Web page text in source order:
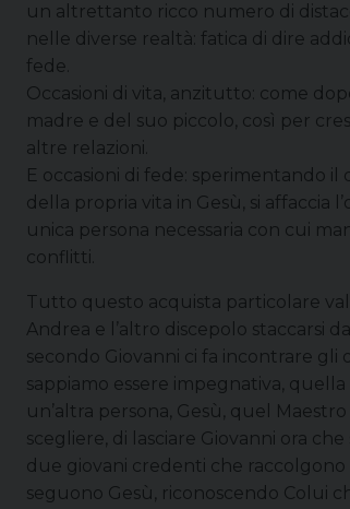
un altrettanto ricco numero di
nelle diverse realtà: fatica di dire
fede.
Occasioni di vita, anzitutto: come
madre e del suo piccolo, così per
altre relazioni.
E occasioni di fede: sperimentando il
della propria vita in Gesù, si affaccia
unica persona necessaria con cui
conflitti.
Tutto questo acquista particolare
Andrea e l’altro discepolo staccarsi
secondo Giovanni ci fa incontrare gli
sappiamo essere impegnativa,
un’altra persona, Gesù, quel
scegliere, di lasciare Giovanni ora
due giovani credenti che
seguono Gesù, riconoscendo Colui